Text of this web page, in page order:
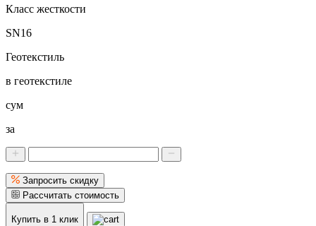
Класс жесткости
SN16
Геотекстиль
в геотекстиле
сум
за
Запросить скидку
Рассчитать стоимость
Купить в 1 клик